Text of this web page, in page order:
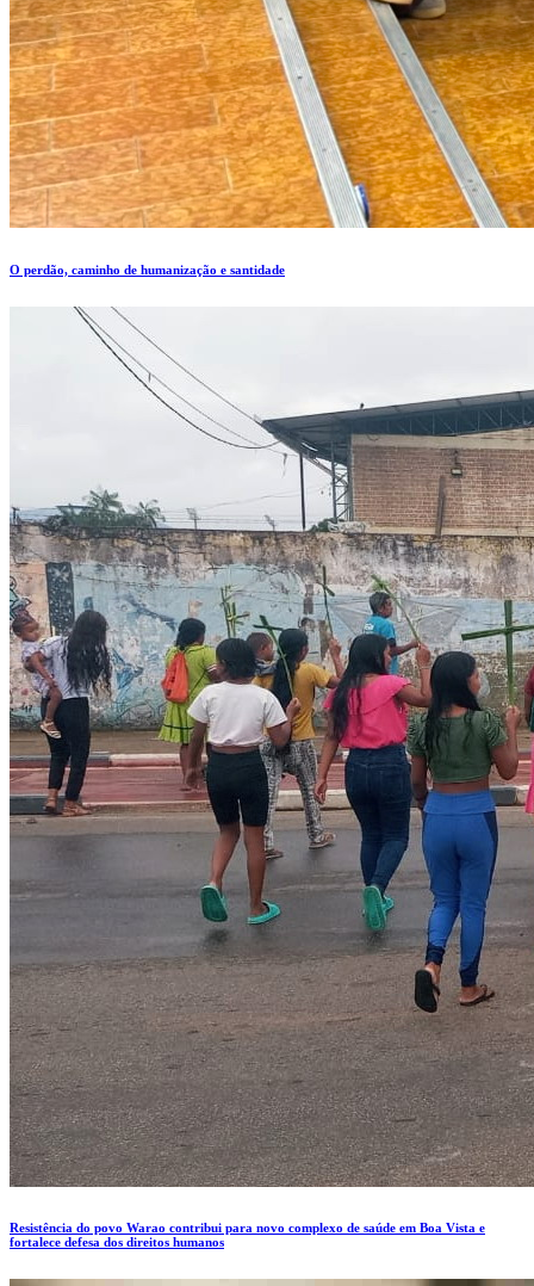
O perdão, caminho de humanização e santidade
Resistência do povo Warao contribui para novo complexo de saúde em Boa Vista e
fortalece defesa dos direitos humanos